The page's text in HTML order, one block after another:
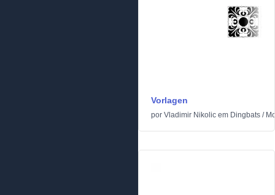
Vorlagen
por Vladimir Nikolic em Dingbats /